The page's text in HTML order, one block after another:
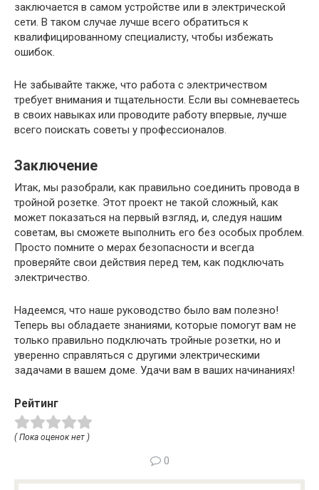
заключается в самом устройстве или в электрической
сети. В таком случае лучше всего обратиться к
квалифицированному специалисту, чтобы избежать
ошибок.
Не забывайте также, что работа с электричеством
требует внимания и тщательности. Если вы сомневаетесь
в своих навыках или проводите работу впервые, лучше
всего поискать советы у профессионалов.
Заключение
Итак, мы разобрали, как правильно соединить провода в
тройной розетке. Этот проект не такой сложный, как
может показаться на первый взгляд, и, следуя нашим
советам, вы сможете выполнить его без особых проблем.
Просто помните о мерах безопасности и всегда
проверяйте свои действия перед тем, как подключать
электричество.
Надеемся, что наше руководство было вам полезно!
Теперь вы обладаете знаниями, которые помогут вам не
только правильно подключать тройные розетки, но и
уверенно справляться с другими электрическими
задачами в вашем доме. Удачи вам в ваших начинаниях!
Рейтинг
( Пока оценок нет )
0